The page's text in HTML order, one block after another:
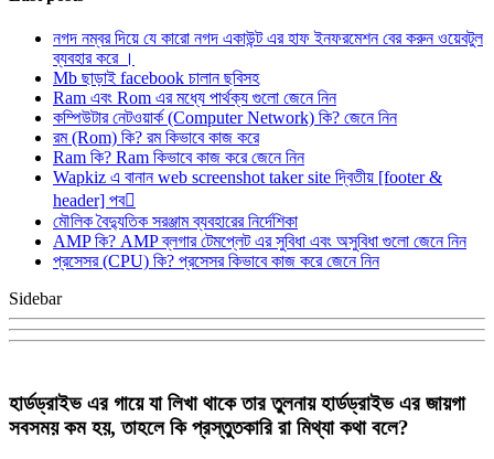
নগদ নম্বর দিয়ে যে কারো নগদ একাউন্ট এর হাফ ইনফরমেশন বের করুন ওয়েবটুল
ব্যবহার করে ।
Mb ছাড়াই facebook চালান ছবিসহ
Ram এবং Rom এর মধ্যে পার্থক্য গুলো জেনে নিন
কম্পিউটার নেটওয়ার্ক (Computer Network) কি? জেনে নিন
রম (Rom) কি? রম কিভাবে কাজ করে
Ram কি? Ram কিভাবে কাজ করে জেনে নিন
Wapkiz এ বানান web screenshot taker site দ্বিতীয় [footer &
header] পব
মৌলিক বৈদ্যুতিক সরঞ্জাম ব্যবহারের নির্দেশিকা
AMP কি? AMP ব্লগার টেমপ্লেট এর সুবিধা এবং অসুবিধা গুলো জেনে নিন
প্রসেসর (CPU) কি? প্রসেসর কিভাবে কাজ করে জেনে নিন
Sidebar
হার্ডড্রাইভ এর গায়ে যা লিখা থাকে তার তুলনায় হার্ডড্রাইভ এর জায়গা
সবসময় কম হয়, তাহলে কি প্রস্তুতকারি রা মিথ্যা কথা বলে?